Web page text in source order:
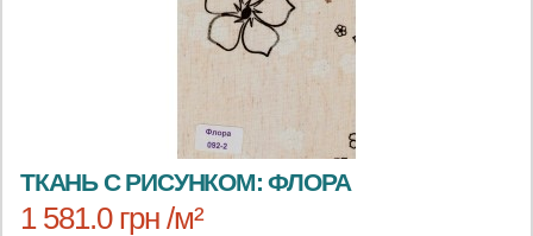
ТКАНЬ С РИСУНКОМ: ФЛОРА
1 581.0 грн /м²